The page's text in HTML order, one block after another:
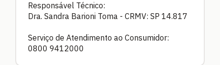
Responsável Técnico:
Dra. Sandra Barioni Toma - CRMV: SP 14.817
Serviço de Atendimento ao Consumidor:
0800 9412000